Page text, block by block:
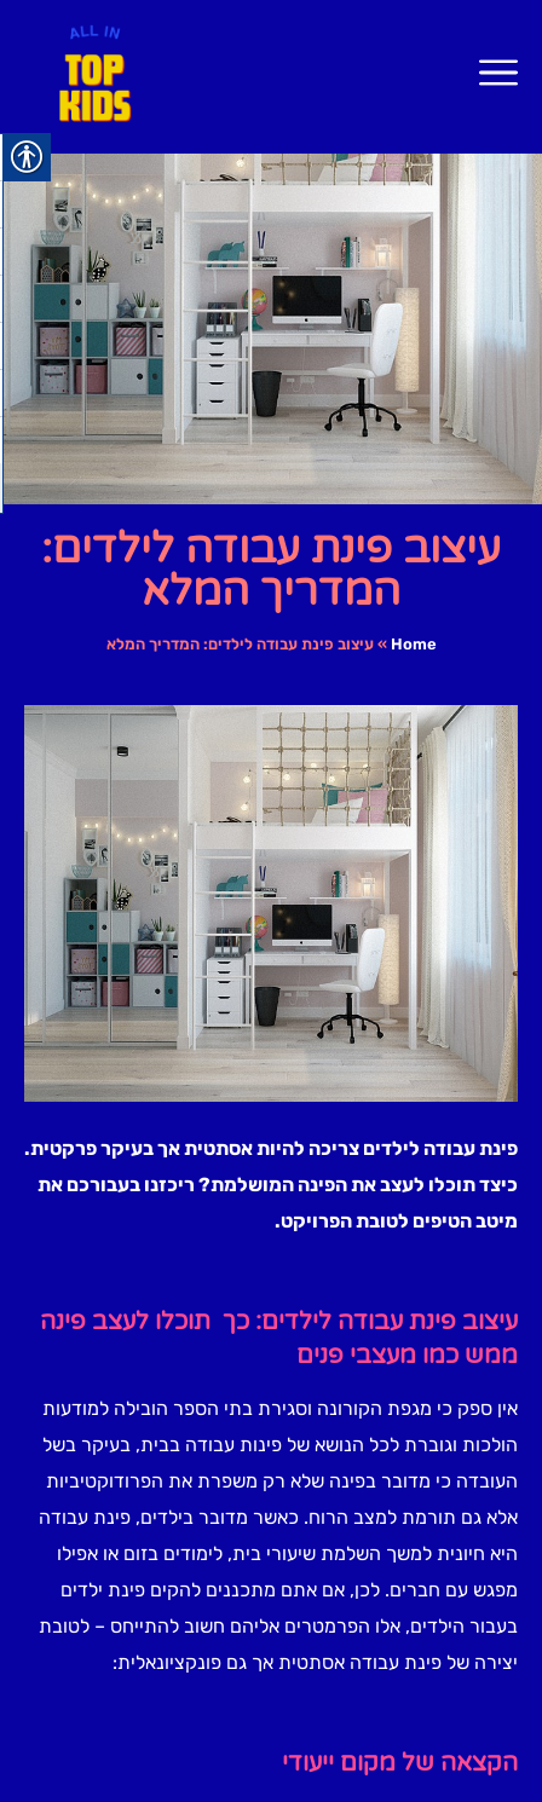
עיצוב פינת עבודה לילדים:
המדריך המלא
Home
»עיצוב פינת עבודה לילדים: המדריך המלא
פינת עבודה לילדים צריכה להיות אסתטית אך בעיקר פרקטית.
כיצד תוכלו לעצב את הפינה המושלמת? ריכזנו בעבורכם את
מיטב הטיפים לטובת הפרויקט.
עיצוב פינת עבודה לילדים: כך תוכלו לעצב פינה
ממש כמו מעצבי פנים
אין ספק כי מגפת הקורונה וסגירת בתי הספר הובילה למודעות
הולכות וגוברת לכל הנושא של פינות עבודה בבית, בעיקר בשל
העובדה כי מדובר בפינה שלא רק משפרת את הפרודוקטיביות
אלא גם תורמת למצב הרוח. כאשר מדובר בילדים, פינת עבודה
היא חיונית למשך השלמת שיעורי בית, לימודים בזום או אפילו
מפגש עם חברים. לכן, אם אתם מתכננים להקים פינת ילדים
בעבור הילדים, אלו הפרמטרים אליהם חשוב להתייחס – לטובת
יצירה של פינת עבודה אסתטית אך גם פונקציונאלית:
הקצאה של מקום ייעודי